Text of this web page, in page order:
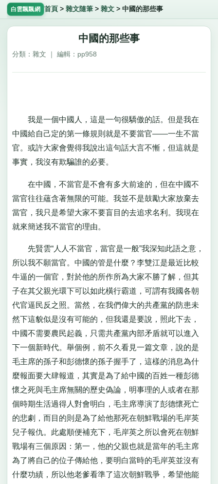
白雲飄飄網 首頁 > 雜文隨筆> 雜文> 中國的那些事
中國的那些事
分類：雜文 ｜ 編輯：pp958
我是一個中國人，這是一句很驕傲的話。但是我在
中國給自己定的第一條規則就是不要當官——一生不當
官。或許大家會覺得我說出這句話大言不慚，但這就是
事實，我沒有欺騙誰的必要。
在中國，不當官是不會有多大前途的，但在中國不
當官往往蘊含著無限的可能。我並不是鼓勵大家放棄去
當官，我只是希望大家不要盲目的去追求名利。我現在
就來簡述我不當官的理由。
先賢雲“人人不當官，當官是一般”我深知此語之意，
所以我不願當官。中國的管是什麼？李雙江是最近比較
牛逼的一個官，對於他的所作所為大家不勝了解，但其
子在其父親光環下可以如此橫行霸道，可謂有我國各朝
代官逼民反之照。當然，在我們偉大的共產黨的防患未
然下這貌似是沒有可能的，但我還是要說，照此下去，
中國不需要農民起義，只需共產黨內部矛盾就可以進入
下一個新時代。舉個例，前不久看見一篇文章，說的是
毛主席的孫子和彭德懷的孫子握手了，這樣的消息為什
麼報面要大肆報道，其實是為了給中國的百姓一種彭德
懷之死與毛主席無關的歷史偽論，明事理的人或者在那
個時期生活過得人對會明白，毛主席導演了彭德懷死亡
的悲劇，而目的則是為了給他那死在朝鮮戰場的毛岸英
兒子報仇。此處順便補充下，毛岸英之所以會死在朝鮮
戰場有三個原因：第一，他的父親也就是當年的毛主席
為了將自己的位子傳給他，要明白當時的毛岸英並沒有
什麼功績，所以他老爹看準了這次朝鮮戰爭，希望他能